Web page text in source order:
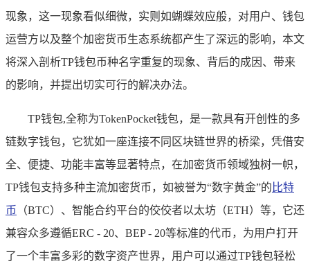
现象，这一现象看似细微，实则如蝴蝶效应般，对用户、钱包
运营方以及整个加密货币生态系统都产生了深远的影响，本文
将深入剖析TP钱包币种名字重复的现象、背后的成因、带来
的影响，并提出切实可行的解决办法。
TP钱包,全称为TokenPocket钱包，是一款具有开创性的多
链数字钱包，它犹如一座连接不同区块链世界的桥梁，凭借安
全、便捷、功能丰富等显著特点，在加密货币领域独树一帜，
TP钱包支持多种主流加密货币，如被誉为“数字黄金”的 比特
币
（BTC）、智能合约平台的佼佼者以太坊（ETH）等，它还
兼容众多遵循ERC - 20、BEP - 20等标准的代币，为用户打开
了一个丰富多彩的数字资产世界，用户可以通过TP钱包轻松